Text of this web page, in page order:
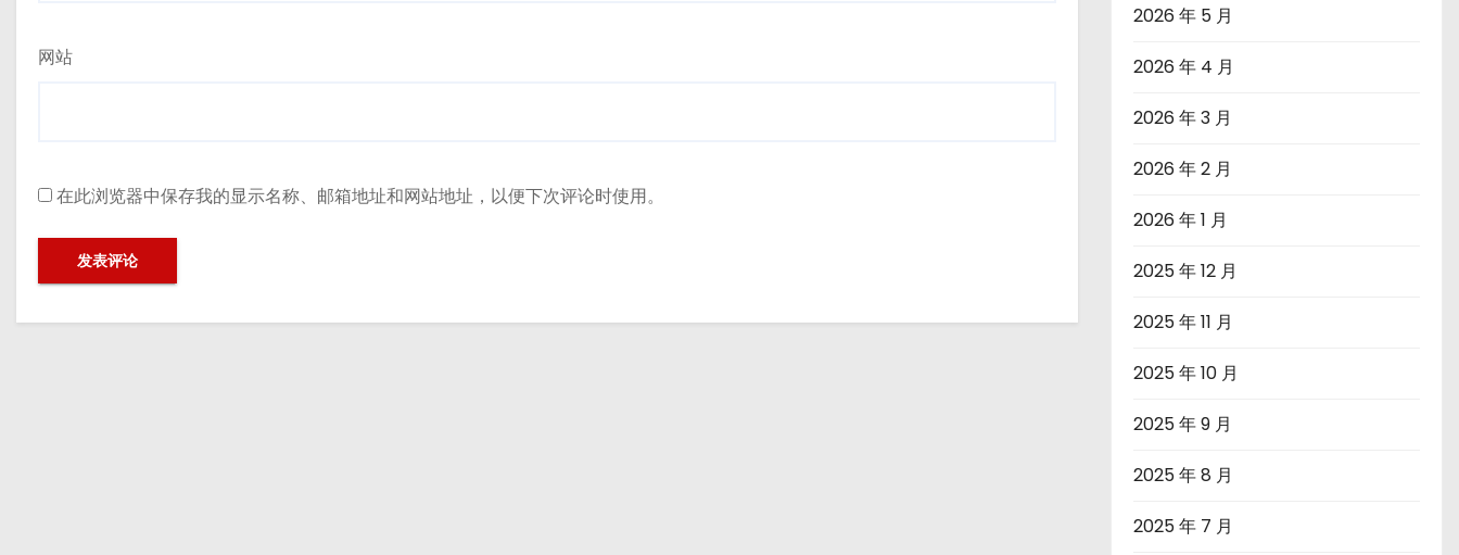
网站
在此浏览器中保存我的显示名称、邮箱地址和网站地址，以便下次评论时使用。
2026 年 5 月
2026 年 4 月
2026 年 3 月
2026 年 2 月
2026 年 1 月
2025 年 12 月
2025 年 11 月
2025 年 10 月
2025 年 9 月
2025 年 8 月
2025 年 7 月